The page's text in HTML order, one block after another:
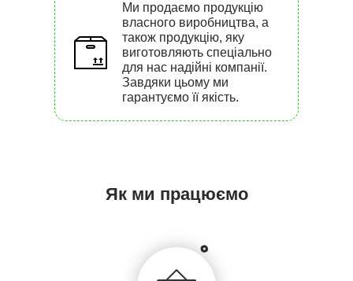
Ми продаємо продукцію
власного виробництва, а
також продукцію, яку
виготовляють спеціально
для нас надійні компанії.
Завдяки цьому ми
гарантуємо її якість.
Як ми працюємо